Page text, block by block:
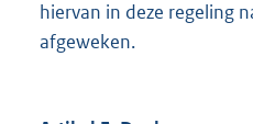
hiervan in deze regeling
afgeweken.